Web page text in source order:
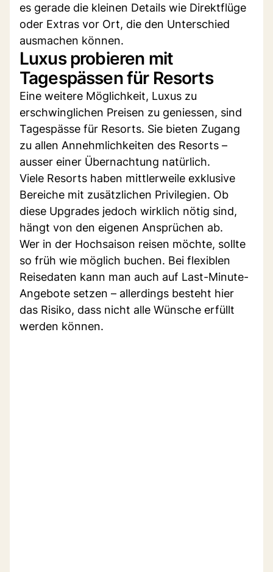
es gerade die kleinen Details wie Direktflüge
oder Extras vor Ort, die den Unterschied
ausmachen können.
Luxus probieren mit
Tagespässen für Resorts
Eine weitere Möglichkeit, Luxus zu
erschwinglichen Preisen zu geniessen, sind
Tagespässe für Resorts. Sie bieten Zugang
zu allen Annehmlichkeiten des Resorts –
ausser einer Übernachtung natürlich.
Viele Resorts haben mittlerweile exklusive
Bereiche mit zusätzlichen Privilegien. Ob
diese Upgrades jedoch wirklich nötig sind,
hängt von den eigenen Ansprüchen ab.
Wer in der Hochsaison reisen möchte, sollte
so früh wie möglich buchen. Bei flexiblen
Reisedaten kann man auch auf Last-Minute-
Angebote setzen – allerdings besteht hier
das Risiko, dass nicht alle Wünsche erfüllt
werden können.